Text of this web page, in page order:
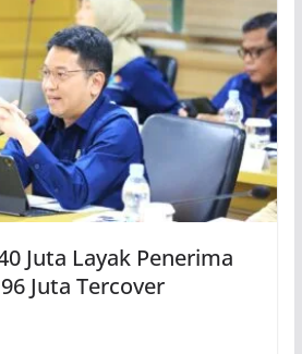
Juta Layak Penerima
Juta Tercover